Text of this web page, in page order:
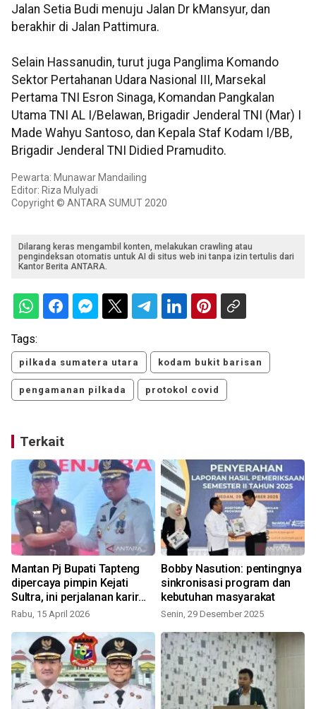
Jalan Setia Budi menuju Jalan Dr kMansyur, dan
berakhir di Jalan Pattimura.
Selain Hassanudin, turut juga Panglima Komando
Sektor Pertahanan Udara Nasional III, Marsekal
Pertama TNI Esron Sinaga, Komandan Pangkalan
Utama TNI AL I/Belawan, Brigadir Jenderal TNI (Mar) I
Made Wahyu Santoso, dan Kepala Staf Kodam I/BB,
Brigadir Jenderal TNI Didied Pramudito.
Pewarta: Munawar Mandailing
Editor: Riza Mulyadi
Copyright © ANTARA SUMUT 2020
Dilarang keras mengambil konten, melakukan crawling atau
pengindeksan otomatis untuk AI di situs web ini tanpa izin tertulis dari
Kantor Berita ANTARA.
Tags:
pilkada sumatera utara kodam bukit barisan
pengamanan pilkada protokol covid
Terkait
Mantan Pj Bupati Tapteng
dipercaya pimpin Kejati
Sultra, ini perjalanan karir
Sugeng Riyanta
Rabu, 15 April 2026
Bobby Nasution: pentingnya
sinkronisasi program dan
kebutuhan masyarakat
Senin, 29 Desember 2025